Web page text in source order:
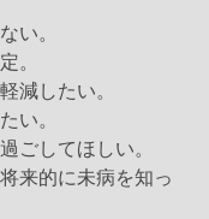
い。
。
減したい。
い。
ごしてほしい。
来的に未病を知っ